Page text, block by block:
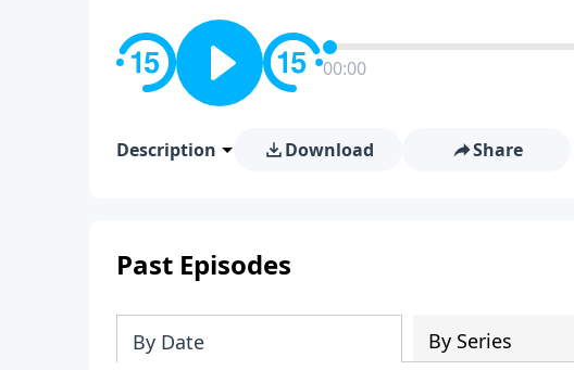
00:00
Description Download Share
Past Episodes
By Date By Series